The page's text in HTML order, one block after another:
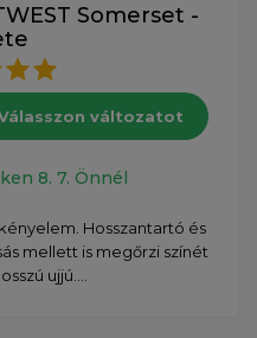
Somerset -
változatot
8. 7. Önnél
Hosszantartó és
mellett is megőrzi színét
ujjú....